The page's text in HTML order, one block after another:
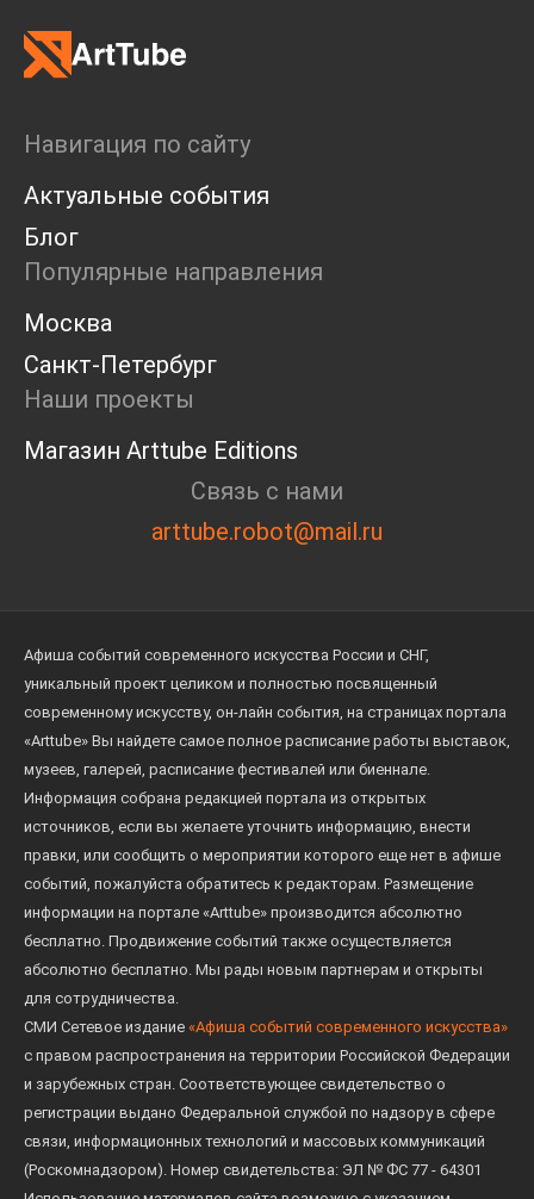
Навигация по сайту
Актуальные события
Блог
Популярные направления
Москва
Санкт-Петербург
Наши проекты
Магазин Arttube Editions
Связь с нами
arttube.robot@mail.ru
Афиша событий современного искусства России и СНГ,
уникальный проект целиком и полностью посвященный
современному искусству, он-лайн события, на страницах портала
«Arttube» Вы найдете самое полное расписание работы выставок,
музеев, галерей, расписание фестивалей или биеннале.
Информация собрана редакцией портала из открытых
источников, если вы желаете уточнить информацию, внести
правки, или сообщить о мероприятии которого еще нет в афише
событий, пожалуйста обратитесь к редакторам. Размещение
информации на портале «Arttube» производится абсолютно
бесплатно. Продвижение событий также осуществляется
абсолютно бесплатно. Мы рады новым партнерам и открыты
для сотрудничества.
СМИ Сетевое издание «Афиша событий современного искусства»
с правом распространения на территории Российской Федерации
и зарубежных стран. Соответствующее свидетельство о
регистрации выдано Федеральной службой по надзору в сфере
связи, информационных технологий и массовых коммуникаций
(Роскомнадзором). Номер свидетельства: ЭЛ № ФС 77 - 64301